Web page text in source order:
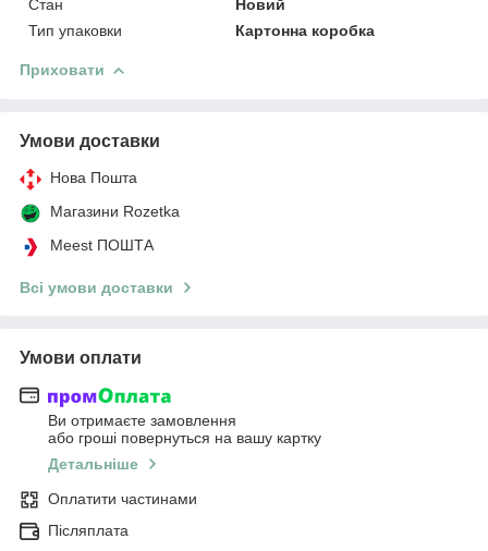
Стан
Новий
Тип упаковки
Картонна коробка
Приховати
Умови доставки
Нова Пошта
Магазини Rozetka
Meest ПОШТА
Всі умови доставки
Умови оплати
Ви отримаєте замовлення
або гроші повернуться на вашу картку
Детальніше
Оплатити частинами
Післяплата